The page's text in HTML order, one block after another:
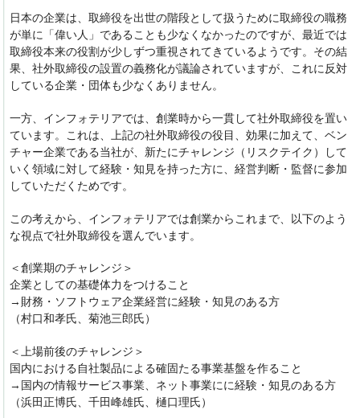
日本の企業は、取締役を出世の階段として扱うために取締役の職務
が単に「偉い人」であることも少なくなかったのですが、最近では
取締役本来の役割が少しずつ重視されてきているようです。その結
果、社外取締役の設置の義務化が議論されていますが、これに反対
している企業・団体も少なくありません。
一方、インフォテリアでは、創業時から一貫して社外取締役を置い
ています。これは、上記の社外取締役の役目、効果に加えて、ベン
チャー企業である当社が、新たにチャレンジ（リスクテイク）して
いく領域に対して経験・知見を持った方に、経営判断・監督に参加
していただくためです。
この考えから、インフォテリアでは創業からこれまで、以下のよう
な視点で社外取締役を選んでいます。
＜創業期のチャレンジ＞
企業としての基礎体力をつけること
→財務・ソフトウェア企業経営に経験・知見のある方
（村口和孝氏、菊池三郎氏）
＜上場前後のチャレンジ＞
国内における自社製品による確固たる事業基盤を作ること
→国内の情報サービス事業、ネット事業にに経験・知見のある方
（浜田正博氏、千田峰雄氏、樋口理氏）